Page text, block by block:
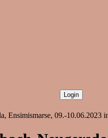
09.-10.06.2023